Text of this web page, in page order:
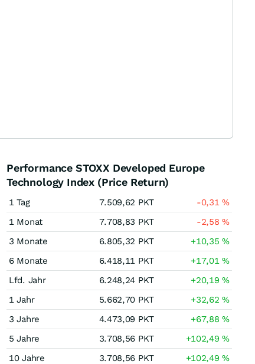
Performance STOXX Developed Europe
Technology Index (Price Return)
1 Tag 7.509,62 PKT -0,31%
1 Monat
7.708,83 PKT -2,58%
3 Monate
6.805,32 PKT +10,35%
6 Monate
6.418,11 PKT +17,01%
Lfd. Jahr
6.248,24 PKT +20,19%
1 Jahr
5.662,70 PKT +32,62%
3 Jahre
4.473,09 PKT +67,88%
5 Jahre
3.708,56 PKT +102,49%
10 Jahre
3.708,56 PKT +102,49%